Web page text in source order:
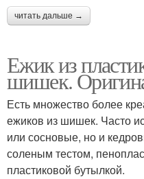
читать дальше →
Ежик из
шишек.
Есть множество более
ежиков из шишек. Часто
или сосновые, но и
соленым тестом,
пластиковой бутылкой.